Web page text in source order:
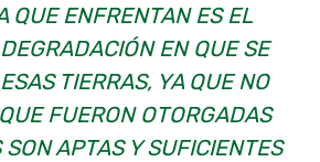
QUE ENFRENTAN ES EL
EN QUE SE
TIERRAS, YA QUE NO
FUERON OTORGADAS
APTAS Y SUFICIENTES